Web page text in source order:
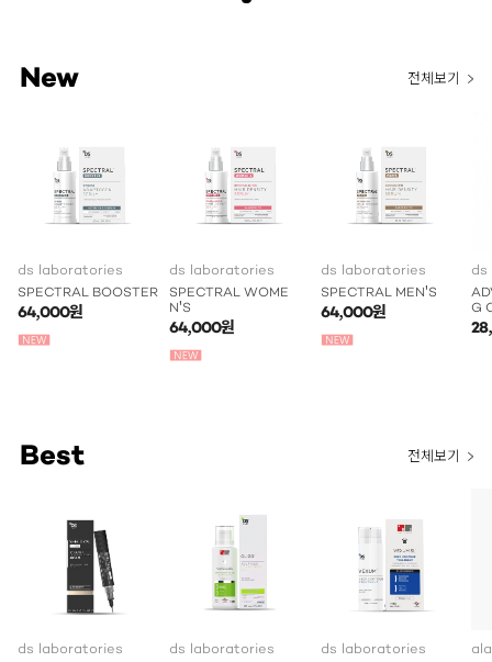
New 전체보기
ds laboratories
SPECTRAL BOOSTER
64,000원
ds laboratories
SPECTRAL WOME
N'S
64,000원
ds laboratories
SPECTRAL MEN'S
64,000원
ds
G
Best 전체보기
ds laboratories ds laboratories ds laboratories